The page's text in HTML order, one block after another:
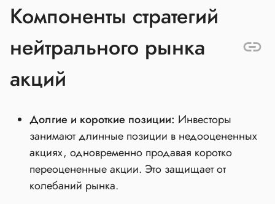
Компоненты стратегий
нейтрального рынка
акций
Долгие и короткие позиции: Инвесторы
занимают длинные позиции в недооцененных
акциях, одновременно продавая коротко
переоцененные акции. Это защищает от
колебаний рынка.